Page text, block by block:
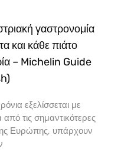
γαστρονομία
και κάθε πιάτο
– Michelin Guide
εξελίσσεται με
τις σημαντικότερες
Ευρώπης, υπάρχουν